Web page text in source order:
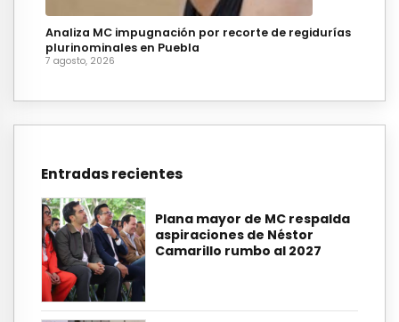
Analiza MC impugnación por recorte de regidurías
plurinominales en Puebla
7 agosto, 2026
Entradas recientes
Plana mayor de MC respalda
aspiraciones de Néstor
Camarillo rumbo al 2027